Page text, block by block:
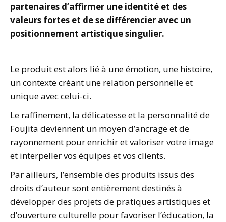
partenaires d’affirmer une identité et des
valeurs fortes et de se différencier avec un
positionnement artistique singulier.
Le produit est alors lié à une émotion, une histoire,
un contexte créant une relation personnelle et
unique avec celui-ci.
Le raffinement, la délicatesse et la personnalité de
Foujita deviennent un moyen d’ancrage et de
rayonnement pour enrichir et valoriser votre image
et interpeller vos équipes et vos clients.
Par ailleurs, l’ensemble des produits issus des
droits d’auteur sont entièrement destinés à
développer des projets de pratiques artistiques et
d’ouverture culturelle pour favoriser l’éducation, la